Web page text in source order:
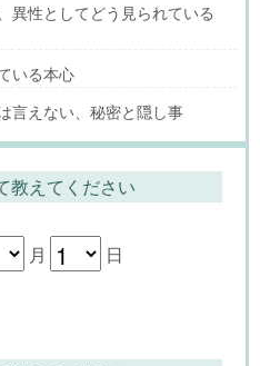
異性としてどう見られている
いる本心
言えない、秘密と隠し事
教えてください
月 日